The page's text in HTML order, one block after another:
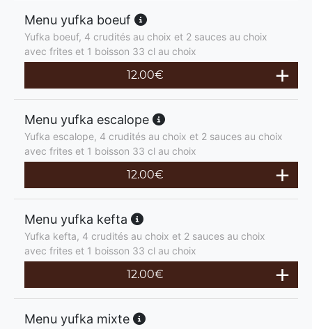
Menu yufka boeuf
Yufka boeuf, 4 crudités au choix et 2 sauces au choix
avec frites et 1 boisson 33 cl au choix
12.00€
Menu yufka escalope
Yufka escalope, 4 crudités au choix et 2 sauces au choix
avec frites et 1 boisson 33 cl au choix
12.00€
Menu yufka kefta
Yufka kefta, 4 crudités au choix et 2 sauces au choix
avec frites et 1 boisson 33 cl au choix
12.00€
Menu yufka mixte